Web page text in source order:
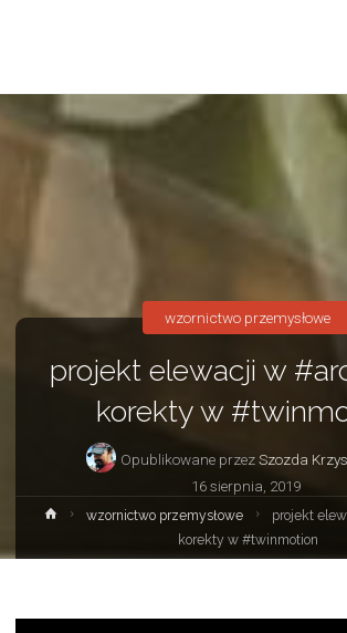
projekt elewacji w
korekty w
Opublikowane przezSzozda
16 sierpnia, 2019
wzornictwo przemysłowe
Stronawzornictwo przemysłowe
projekt
korekty w #twinmotion